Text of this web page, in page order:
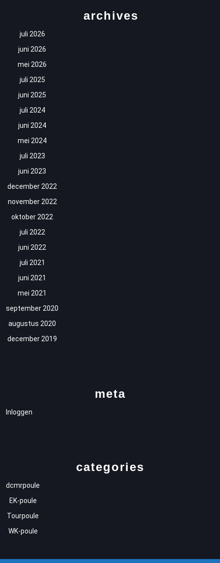
archives
juli 2026
juni 2026
mei 2026
juli 2025
juni 2025
juli 2024
juni 2024
mei 2024
juli 2023
juni 2023
december 2022
november 2022
oktober 2022
juli 2022
juni 2022
juli 2021
juni 2021
mei 2021
september 2020
augustus 2020
december 2019
meta
Inloggen
categories
dcmrpoule
EK-poule
Tourpoule
WK-poule